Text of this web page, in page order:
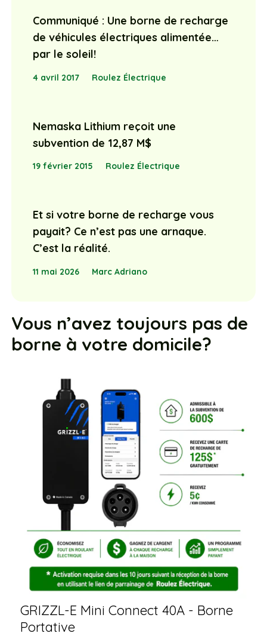
Communiqué : Une borne de recharge
de véhicules électriques alimentée…
par le soleil!
4 avril 2017 Roulez Électrique
Nemaska Lithium reçoit une
subvention de 12,87 M$
19 février 2015 Roulez Électrique
Et si votre borne de recharge vous
payait? Ce n’est pas une arnaque.
C’est la réalité.
11 mai 2026 Marc Adriano
Vous n’avez toujours pas de
borne à votre domicile?
GRIZZL-E Mini Connect 40A - Borne
Portative